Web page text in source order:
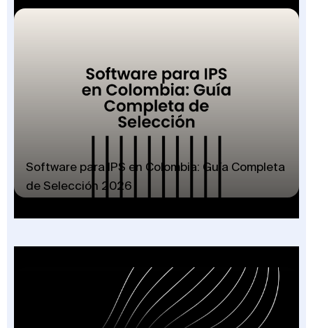
Software para IPS en Colombia: Guía Completa
de Selección 2026